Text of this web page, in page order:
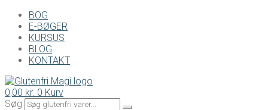
BOG
E-BØGER
KURSUS
BLOG
KONTAKT
0,00 kr. 0 Kurv
Søg